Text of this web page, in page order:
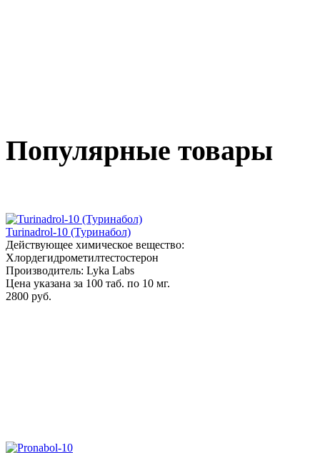
Популярные товары
Turinadrol-10 (Туринабол)
Действующее химическое вещество:
Хлордегидрометилтестостерон
Производитель: Lyka Labs
Цена указана за 100 таб. по 10 мг.
2800 руб.